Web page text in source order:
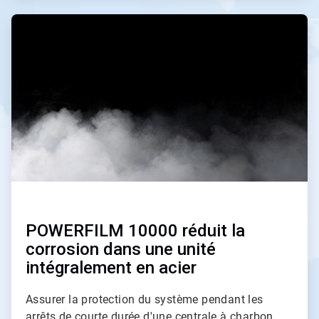
A
i
l
d
POWERFILM 10000 réduit la
corrosion dans une unité
intégralement en acier
Assurer la protection du système pendant les